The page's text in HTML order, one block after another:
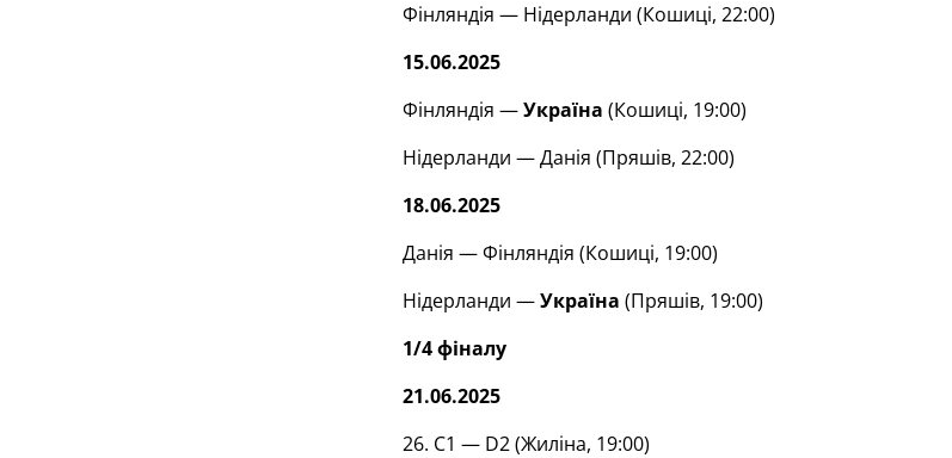
Фінляндія — Нідерланди (Кошиці, 22:00)
15.06.2025
Фінляндія —Україна (Кошиці, 19:00)
Нідерланди — Данія (Пряшів, 22:00)
18.06.2025
Данія — Фінляндія (Кошиці, 19:00)
Нідерланди —Україна (Пряшів, 19:00)
1/4 фіналу
21.06.2025
26. С1 — D2 (Жиліна, 19:00)